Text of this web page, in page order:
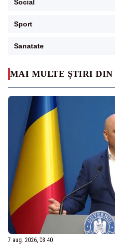
MAI MULTE ȘTIRI DIN
7 aug. 2026, 08:40
Social
Sport
Sanatate